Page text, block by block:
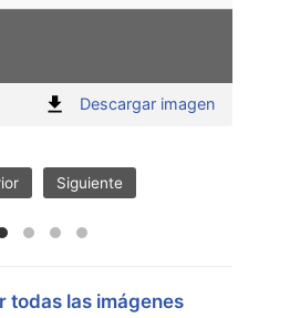
Descargar imagen:
Siguiente
todas las imágenes